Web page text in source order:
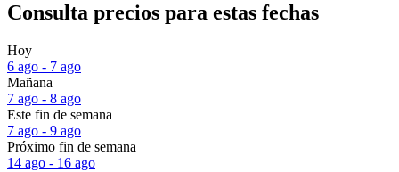
Consulta precios para estas fechas
Hoy
6 ago - 7 ago
Mañana
7 ago - 8 ago
Este fin de semana
7 ago - 9 ago
Próximo fin de semana
14 ago - 16 ago